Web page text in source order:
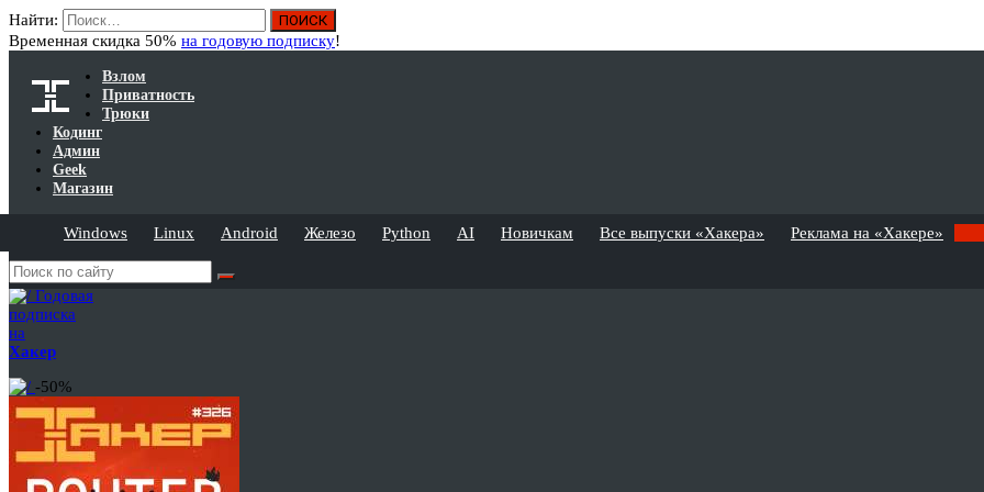
Найти:
Временная скидка 50% на годовую подписку!
Взлом
Приватность
Трюки
Кодинг
Админ
Geek
Магазин
Windows Linux Android Железо Python AI Новичкам Все выпуски «Хакера» Реклама на «Хакере»
Годовая
подписка
на
Хакер
-50%